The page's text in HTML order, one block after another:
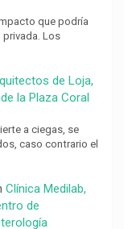
que podría
Los
de Loja,
la Plaza Coral
a ciegas, se
caso contrario el
Clínica Medilab,
de